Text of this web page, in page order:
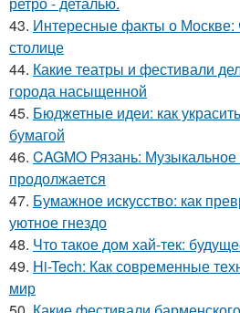
43. Интересные факты о Москве:
столице
44. Какие театры и фестивали
города насыщенной
45. Бюджетные идеи: как
бумагой
46. CAGMO Рязань:
продолжается
47. Бумажное искусство: как
уютное гнездо
48. Что такое дом хай-тек:
49. Hi-Tech: Как современные
мир